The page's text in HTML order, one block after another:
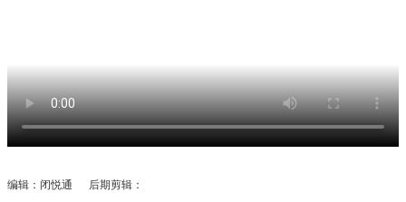
编辑：闭悦通 后期剪辑：